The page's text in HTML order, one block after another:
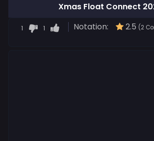
Xmas Float Connect
1 1 Notation: 2.5 (2